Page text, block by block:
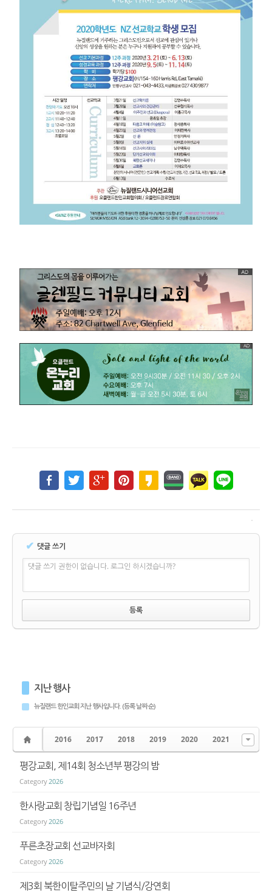
✔ 댓글 쓰기
댓글 쓰기 권한이 없습니다. 로그인 하시겠습니까?
지난 행사
뉴질랜드 한인교회 지난 행사입니다. (등록 날짜 순)
2016 2017 2018 2019 2020 2021
평강교회, 제14회 청소년부 평강의 밤
Category2026
한사랑교회 창립기념일 16주년
Category2026
푸른초장교회 선교바자회
Category2026
제3회 북한이탈주민의 날 기념식/강연회